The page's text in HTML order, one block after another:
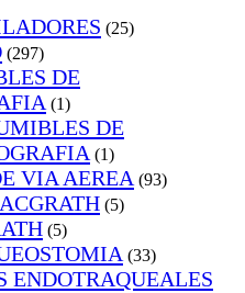
(25)
(297)
DE
(1)
DE
(1)
VIA AEREA (93)
(5)
(5)
(33)
ENDOTRAQUEALES